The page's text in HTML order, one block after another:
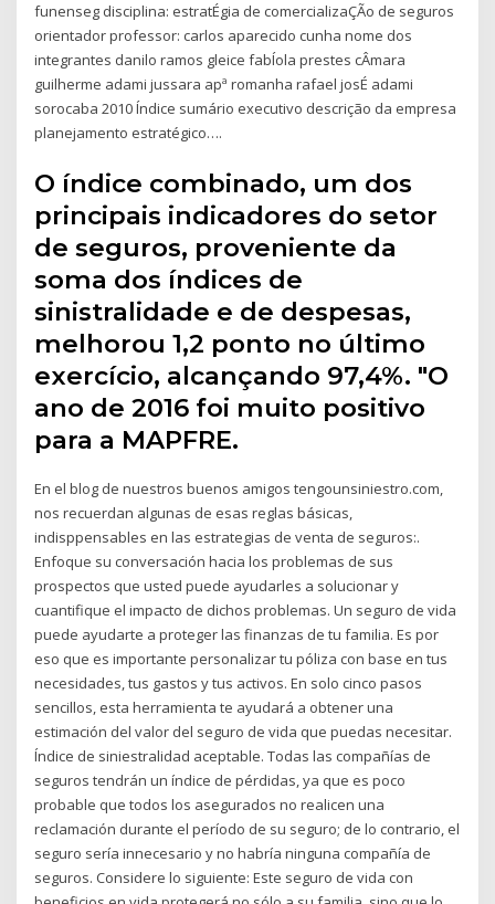
funenseg disciplina: estratÉgia de comercializaÇÃo de seguros
orientador professor: carlos aparecido cunha nome dos
integrantes danilo ramos gleice fabÍola prestes cÂmara
guilherme adami jussara apª romanha rafael josÉ adami
sorocaba 2010 Índice sumário executivo descrição da empresa
planejamento estratégico….
O índice combinado, um dos
principais indicadores do setor
de seguros, proveniente da
soma dos índices de
sinistralidade e de despesas,
melhorou 1,2 ponto no último
exercício, alcançando 97,4%. "O
ano de 2016 foi muito positivo
para a MAPFRE.
En el blog de nuestros buenos amigos tengounsiniestro.com,
nos recuerdan algunas de esas reglas básicas,
indisppensables en las estrategias de venta de seguros:.
Enfoque su conversación hacia los problemas de sus
prospectos que usted puede ayudarles a solucionar y
cuantifique el impacto de dichos problemas. Un seguro de vida
puede ayudarte a proteger las finanzas de tu familia. Es por
eso que es importante personalizar tu póliza con base en tus
necesidades, tus gastos y tus activos. En solo cinco pasos
sencillos, esta herramienta te ayudará a obtener una
estimación del valor del seguro de vida que puedas necesitar.
Índice de siniestralidad aceptable. Todas las compañías de
seguros tendrán un índice de pérdidas, ya que es poco
probable que todos los asegurados no realicen una
reclamación durante el período de su seguro; de lo contrario, el
seguro sería innecesario y no habría ninguna compañía de
seguros. Considere lo siguiente: Este seguro de vida con